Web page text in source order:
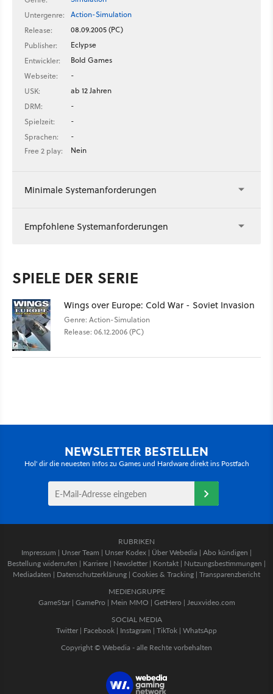
Untergenre:
Action-Simulation
Release:
08.09.2005 (PC)
Publisher:
Eclypse
Entwickler:
Bold Games
Webseite:
-
USK:
ab 12 Jahren
DRM:
-
Spielzeit:
-
Sprachen:
-
Free 2 play:
Nein
Minimale Systemanforderungen
Empfohlene Systemanforderungen
SPIELE DER SERIE
Wings over Europe: Cold War - Soviet Invasion
Genre: Action-Simulation
Release: 06.12.2006 (PC)
NEWSLETTER BESTELLEN
Hol' dir die neuesten Infos zu Games und Hardware direkt ins Postfach
RUBRIKEN
Impressum | Unser Team | Unser Kodex | Über Webedia | Abo kündigen |
Bestellung widerrufen | Karriere | Newsletter | Kontakt | Nutzungsbestimmungen |
Mediadaten | Datenschutzerklärung | Cookies & Tracking | Transparenzbericht
MEDIENGRUPPE
GameStar| GamePro | Mein MMO | GetHero | Jeuxvideo.com
SOCIAL MEDIA
Twitter | Facebook | Instagram | TikTok | WhatsApp
Copyright © Webedia - alle Rechte vorbehalten